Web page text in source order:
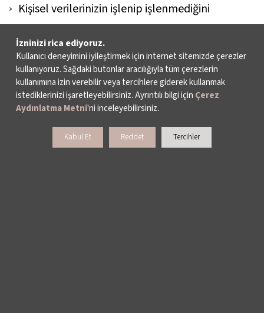
Kişisel verilerinizin işlenip işlenmediğini
Kişisel verileriniz işlenmişse buna ilişkin bilgi
talep etme,
Kişisel verilerinizin işlenme amacını ve bunların
amacına uygun kullanılıp kullanılmadığını
öğrenme,
İzninizi rica ediyoruz.
Kullanıcı deneyimini iyileştirmek için internet sitemizde çerezler
kullanıyoruz. Sağdaki butonlar aracılığıyla tüm çerezlerin
kullanımına izin verebilir veya tercihlere giderek kullanmak
istediklerinizi işaretleyebilirsiniz. Ayrıntılı bilgi için Çerez
Aydınlatma Metni'ni inceleyebilirsiniz.
Kabul Et Reddet Tercihler